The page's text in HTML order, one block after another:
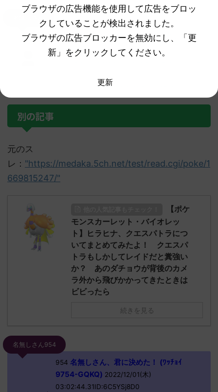
クワッスの人形が可愛すぎて笑ったｗｗ何持っちゃって
るのｗｗ
ガチでオススメのポケモンSVの攻略本はこれだ！
別の記事
元のス
レ： "https://medaka.5ch.net/test/read.cgi/poke/1
669815247/"
【ポケ
モンスカーレット・バイオレッ
ト】ヒラヒナ、クエスパトラにつ
いてまとめてみたよ！ クエスパ
トラもしかしてレイドだと糞強い
か？ あのダチョウが背後のカメ
ラ外から飛びかかってきたときは
ビビったら
続きを見る
名無しさん954
954 名無しさん、君に決めた！ (ﾜｯﾁｮｲ
9754-GQKQ) 2022/12/01(木)
03:02:44.31ID:6C5YSj8D0
ブラウザの広告機能を使用して広告をブロッ
クしていることが検出されました。
ブラウザの広告ブロッカーを無効にし、「更
新」をクリックしてください。
更新